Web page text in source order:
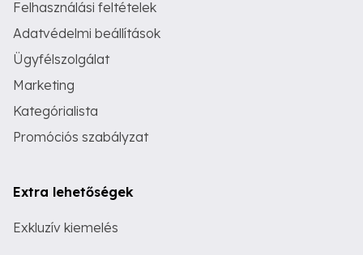
Felhasználási feltételek
Adatvédelmi beállítások
Ügyfélszolgálat
Marketing
Kategórialista
Promóciós szabályzat
Extra lehetőségek
Exkluzív kiemelés